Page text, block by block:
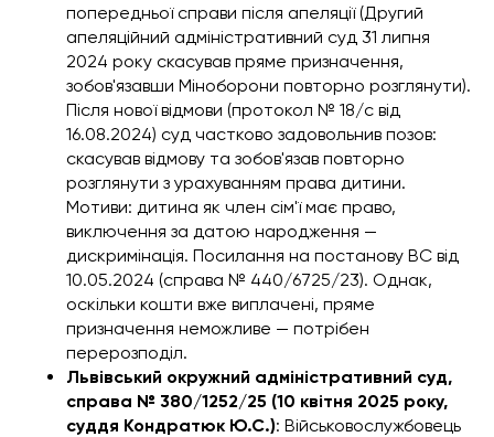
попередньої справи після апеляції (Другий
апеляційний адміністративний суд 31 липня
2024 року скасував пряме призначення,
зобов'язавши Міноборони повторно розглянути).
Після нової відмови (протокол № 18/с від
16.08.2024) суд частково задовольнив позов:
скасував відмову та зобов'язав повторно
розглянути з урахуванням права дитини.
Мотиви: дитина як член сім'ї має право,
виключення за датою народження —
дискримінація. Посилання на постанову ВС від
10.05.2024 (справа № 440/6725/23). Однак,
оскільки кошти вже виплачені, пряме
призначення неможливе — потрібен
перерозподіл.
Львівський окружний адміністративний суд,
справа № 380/1252/25 (10 квітня 2025 року,
суддя Кондратюк Ю.С.): Військовослужбовець